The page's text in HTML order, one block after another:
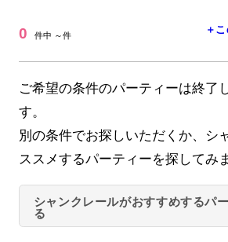
0 件中 ～件 ＋
ご希望の条件のパーティーは終了
す。
別の条件でお探しいただくか、シ
ススメするパーティーを探してみ
シャンクレールがおすすめするパ
る